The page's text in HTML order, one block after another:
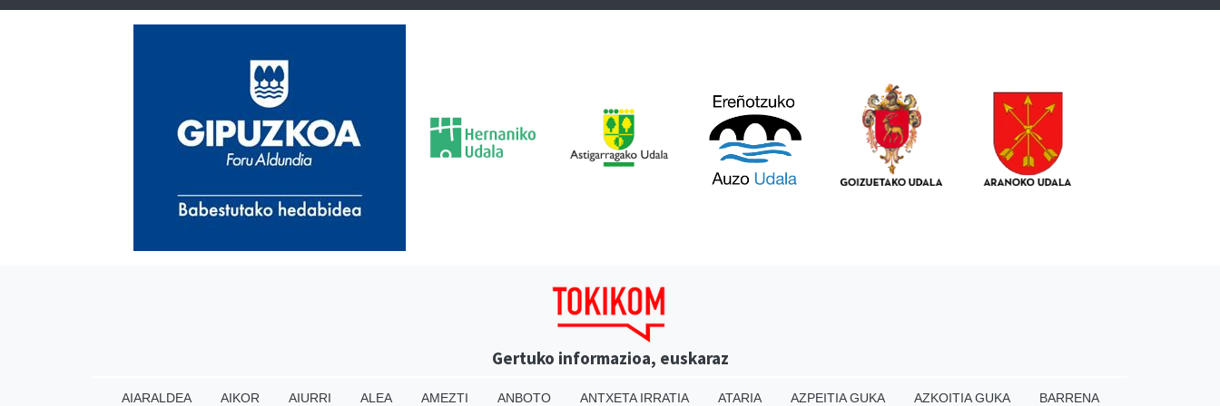
Gertuko informazioa, euskaraz
AIARALDEA AIKOR AIURRI ALEA AMEZTI ANBOTO ANTXETA IRRATIA ATARIA AZPEITIA GUKA AZKOITIA GUKA BARRENA